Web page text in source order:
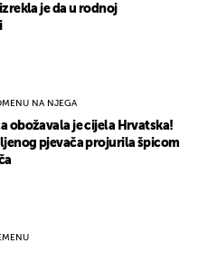
je da u rodnoj
NA NJEGA
obožavala je cijela Hrvatska!
pjevača projurila špicom